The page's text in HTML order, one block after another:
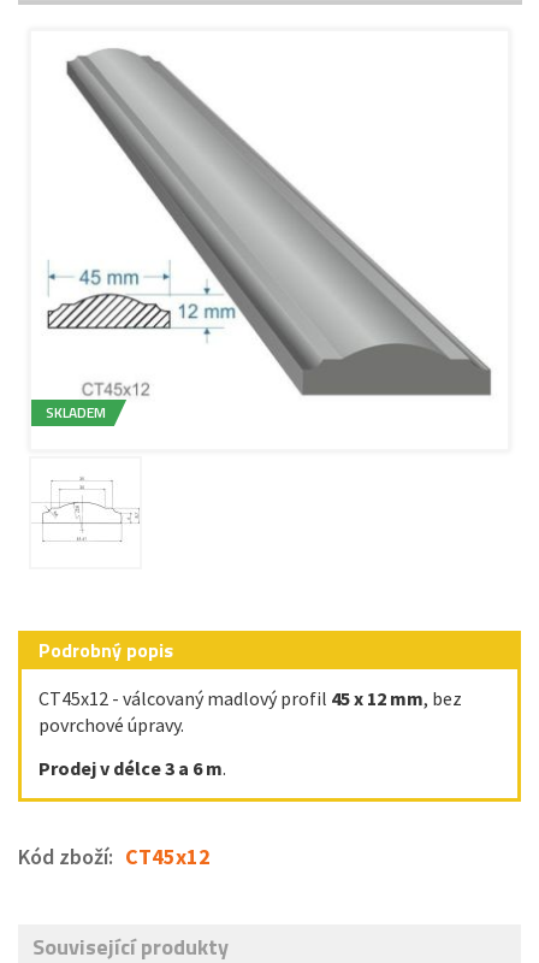
SKLADEM
Podrobný popis
CT45x12 - válcovaný madlový profil 45 x 12 mm, bez
povrchové úpravy.
Prodej v délce 3 a 6 m.
Kód zboží: CT45x12
Související produkty